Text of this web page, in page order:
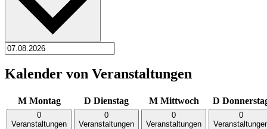
Kalender von Veranstaltungen
M Montag D Dienstag M Mittwoch D
0
Veranstaltungen
0
Veranstaltungen
0
Veranstaltungen
0